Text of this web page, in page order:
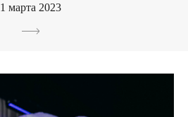
1 марта 2023